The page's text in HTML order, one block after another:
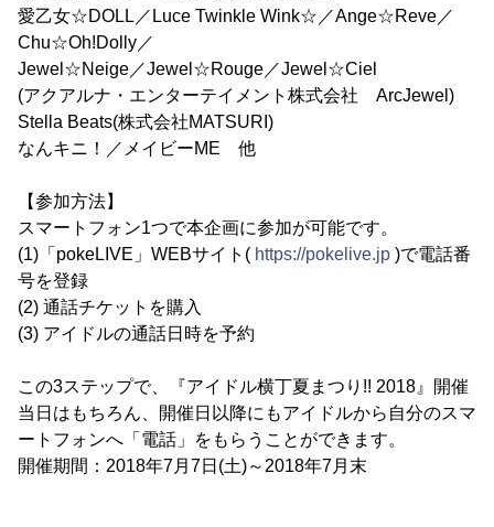
愛乙女☆DOLL／Luce Twinkle Wink☆／Ange☆Reve／
Chu☆Oh!Dolly／
Jewel☆Neige／Jewel☆Rouge／Jewel☆Ciel
(アクアルナ・エンターテイメント株式会社 ArcJewel)
Stella Beats(株式会社MATSURI)
なんキニ！／メイビーME 他
【参加方法】
スマートフォン1つで本企画に参加が可能です。
(1)「pokeLIVE」WEBサイト( https://pokelive.jp )で電話番
号を登録
(2) 通話チケットを購入
(3) アイドルの通話日時を予約
この3ステップで、『アイドル横丁夏まつり!! 2018』開催
当日はもちろん、開催日以降にもアイドルから自分のスマ
ートフォンへ「電話」をもらうことができます。
開催期間：2018年7月7日(土)～2018年7月末